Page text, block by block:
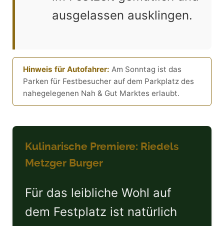
ausgelassen ausklingen.
Hinweis für Autofahrer: Am Sonntag ist das
Parken für Festbesucher auf dem Parkplatz des
nahegelegenen Nah & Gut Marktes erlaubt.
Kulinarische Premiere: Riedels
Metzger Burger
Für das leibliche Wohl auf
dem Festplatz ist natürlich